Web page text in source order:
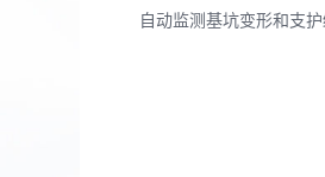
自动监测基坑变形和支